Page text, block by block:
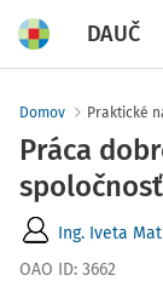
DAUČ
Domov Praktické
Práca
spoločnosť
Ing. Iveta
OAO ID: 3662